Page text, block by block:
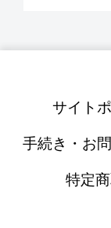
サイト
手続き・お
特定